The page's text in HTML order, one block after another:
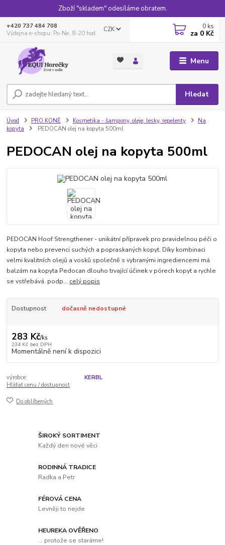
Zboží "skladem" odesíláme obratem.
Menu
CZK
Hledat
+420 737 484 708
Výdejna e-shopu: Po-Ne, 8-20 hod.
0 ks
za 0 Kč
Úvod PRO KONĚ Kosmetika - šampony, oleje, lesky, repelenty
Na
kopyta
PEDOCAN olej na kopyta 500ml
PEDOCAN olej na kopyta 500ml
PEDOCAN Hoof Strengthener - unikátní přípravek pro pravidelnou péči o
kopyta nebo prevenci suchých a popraskaných kopyt. Díky kombinaci
velmi kvalitních olejů a vosků společně s vybranými ingrediencemi má
balzám na kopyta Pedocan dlouho trvající účinek v pórech kopyt a rychle
se vstřebává. podp... celý popis
Dostupnost dočasně nedostupné
283 Kč/ks
234 Kč bez DPH
Momentálně není k dispozici
výrobce:
KERBL
Hlídat cenu / dostupnost
Do oblíbených
ŠIROKÝ SORTIMENT
Každý den nové věci
RODINNÁ TRADICE
Radka a Petr
FÉROVÁ CENA
Levněji to nejde
HEUREKA OVĚŘENO
... protože se staráme!